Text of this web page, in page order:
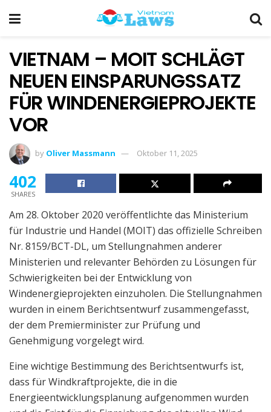
VIETNAM – MOIT SCHLÄGT
NEUEN EINSPARUNGSSATZ
FÜR WINDENERGIEPROJEKTE
VOR
by Oliver Massmann Oktober 11, 2025
402
SHARES
Am 28. Oktober 2020 veröffentlichte das Ministerium
für Industrie und Handel (MOIT) das offizielle Schreiben
Nr. 8159/BCT-DL, um Stellungnahmen anderer
Ministerien und relevanter Behörden zu Lösungen für
Schwierigkeiten bei der Entwicklung von
Windenergieprojekten einzuholen. Die Stellungnahmen
wurden in einem Berichtsentwurf zusammengefasst,
der dem Premierminister zur Prüfung und
Genehmigung vorgelegt wird.
Eine wichtige Bestimmung des Berichtsentwurfs ist,
dass für Windkraftprojekte, die in die
Energieentwicklungsplanung aufgenommen wurden